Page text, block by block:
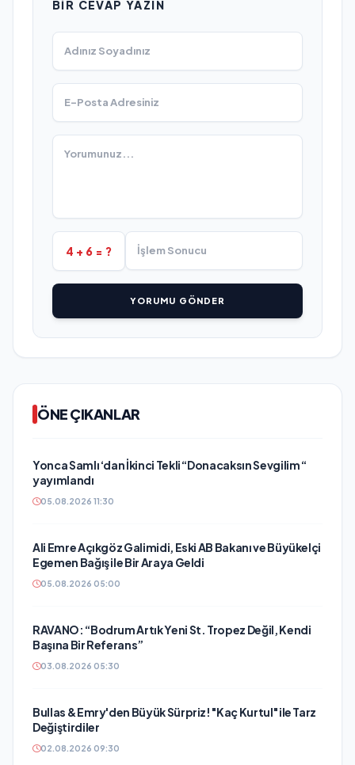
BIR CEVAP YAZIN
4 + 6 = ?
YORUMU GÖNDER
ÖNE ÇIKANLAR
Yonca Samlı ‘dan İkinci Tekli “Donacaksın Sevgilim “
yayımlandı
05.08.2026 11:30
Ali Emre Açıkgöz Galimidi, Eski AB Bakanı ve Büyükelçi
Egemen Bağış ile Bir Araya Geldi
05.08.2026 05:00
RAVANO: “Bodrum Artık Yeni St. Tropez Değil, Kendi
Başına Bir Referans”
03.08.2026 05:30
Bullas & Emry'den Büyük Sürpriz! "Kaç Kurtul" ile Tarz
Değiştirdiler
02.08.2026 09:30